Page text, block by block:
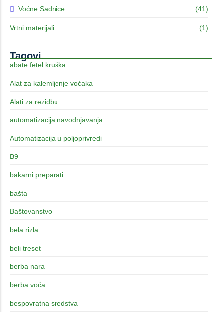
Voćne Sadnice (41)
Vrtni materijali (1)
Tagovi
abate fetel kruška
Alat za kalemljenje voćaka
Alati za rezidbu
automatizacija navodnjavanja
Automatizacija u poljoprivredi
B9
bakarni preparati
bašta
Baštovanstvo
bela rizla
beli treset
berba nara
berba voća
bespovratna sredstva